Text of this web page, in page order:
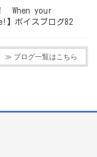
When your
ボイスブログ82
≫ ブログ一覧はこちら